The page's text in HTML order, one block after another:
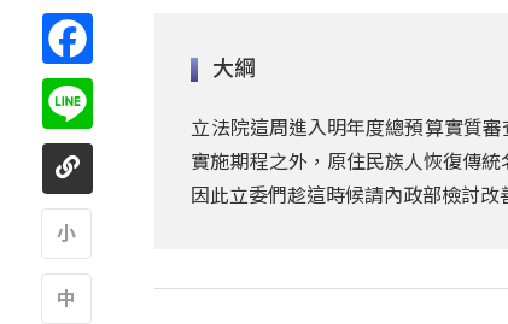
大綱
立法院這周進入明年度總預算實質
實施期程之外，原住民族人恢復傳
因此立委們趁這時候請內政部檢討改